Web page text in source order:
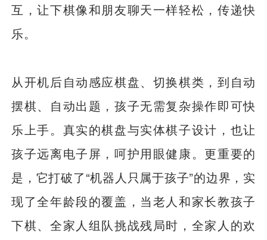
互，让下棋像和朋友聊天一样轻松，传递快
乐。
从开机后自动感应棋盘、切换棋类，到自动
摆棋、自动出题，孩子无需复杂操作即可快
乐上手。真实的棋盘与实体棋子设计，也让
孩子远离电子屏，呵护用眼健康。更重要的
是，它打破了“机器人只属于孩子”的边界，实
现了全年龄段的覆盖，当老人和家长教孩子
下棋、全家人组队挑战残局时，全家人的欢